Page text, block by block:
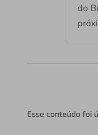
do
Esse conteúdo foi